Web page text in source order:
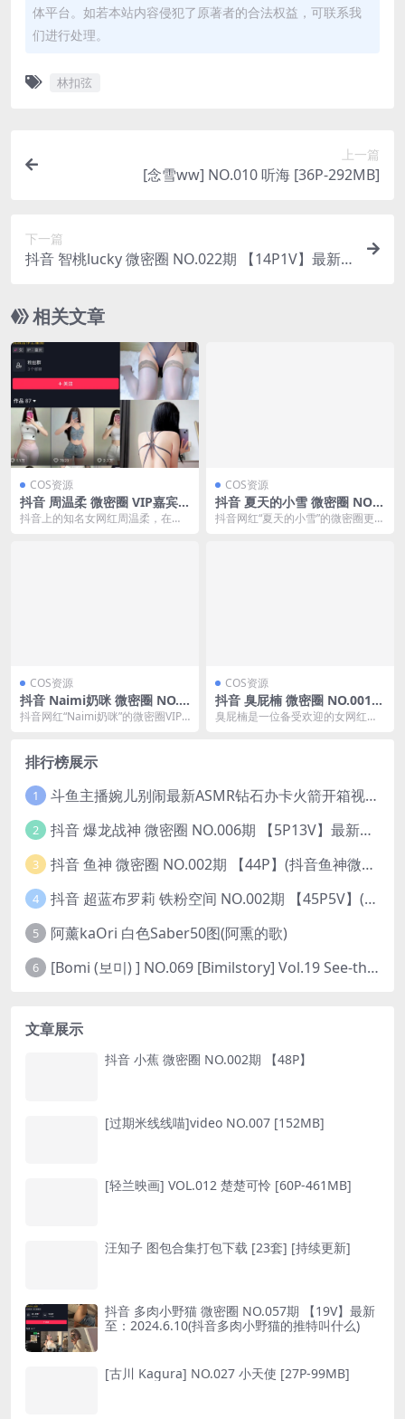
体平台。如若本站内容侵犯了原著者的合法权益，可联系我
们进行处理。
林扣弦
上一篇
[念雪ww] NO.010 听海 [36P-292MB]
下一篇
抖音 智桃lucky 微密圈 NO.022期 【14P1V】最新
相关文章
COS资源
抖音 周温柔 微密圈 VIP嘉宾
帖 NO.066期 【20P】最新
抖音上的知名女网红周温柔，在微
COS资源
抖音 夏天的小雪 微密圈 NO.0
02期 【19P】(抖音夏天的小
抖音网红“夏天的小雪”的微密圈更新
COS资源
抖音 Naimi奶咪 微密圈 NO.0
01期 【54P】
抖音网红“Naimi奶咪”的微密圈VIP
COS资源
抖音 臭屁楠 微密圈 NO.001期
【14P】最新至：2023.11.28
臭屁楠是一位备受欢迎的女网红，
排行榜展示
1 斗鱼主播婉儿别闹最新ASMR钻石办卡火箭开箱视频+音频合集-47个资源打包下载 [39V-10.1GB]
2 抖音 爆龙战神 微密圈 NO.006期 【5P13V】最新至：2023.6.7(暴龙神和战龙皇)
3 抖音 鱼神 微密圈 NO.002期 【44P】(抖音鱼神微密猫)
4 抖音 超蓝布罗莉 铁粉空间 NO.002期 【45P5V】(抖音超蓝布罗利是真的吗)
5 阿薰kaOri 白色Saber50图(阿熏的歌)
6 [Bomi (보미) ] NO.069 [Bimilstory] Vol.19 See-through lingerie
文章展示
抖音 小蕉 微密圈 NO.002期 【48P】
[过期米线线喵]video NO.007 [152MB]
[轻兰映画] VOL.012 楚楚可怜 [60P-461MB]
汪知子 图包合集打包下载 [23套] [持续更新]
抖音 多肉小野猫 微密圈 NO.057期 【19V】最新
至：2024.6.10(抖音多肉小野猫的推特叫什么)
[古川 Kagura] NO.027 小天使 [27P-99MB]